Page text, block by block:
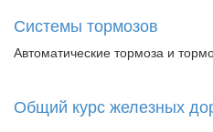
Системы тормозов
Автоматические тормоза и
Общий курс железных